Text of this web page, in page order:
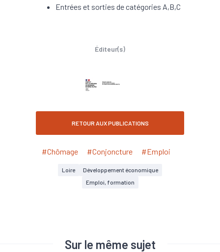
Entrées et sorties de catégories A,B,C
Éditeur(s)
RETOUR AUX PUBLICATIONS
#Chômage #Conjoncture #Emploi
Loire
Développement économique
Emploi, formation
Sur le même sujet